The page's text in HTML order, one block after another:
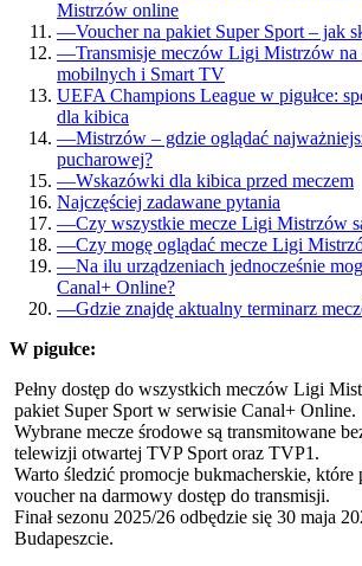
Mistrzów online
—Voucher na pakiet Super Sport – jak
—Transmisje meczów Ligi Mistrzów na
mobilnych i Smart TV
UEFA Champions League w pigułce:
dla kibica
—Mistrzów – gdzie oglądać
pucharowej?
—Wskazówki dla kibica przed meczem
Najczęściej zadawane pytania
—Czy wszystkie mecze Ligi Mistrzów
—Czy mogę oglądać mecze Ligi
—Na ilu urządzeniach jednocześnie
Canal+ Online?
—Gdzie znajdę aktualny terminarz
W pigułce:
Pełny dostęp do wszystkich meczów Ligi
pakiet Super Sport w serwisie Canal+ Online.
Wybrane mecze środowe są transmitowane
telewizji otwartej TVP Sport oraz TVP1.
Warto śledzić promocje bukmacherskie, które
voucher na darmowy dostęp do transmisji.
Finał sezonu 2025/26 odbędzie się 30 maja
Budapeszcie.